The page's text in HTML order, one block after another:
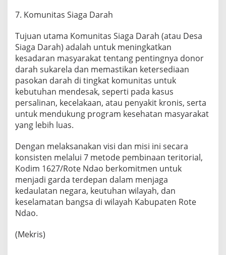
7. Komunitas Siaga Darah
Tujuan utama Komunitas Siaga Darah (atau Desa
Siaga Darah) adalah untuk meningkatkan
kesadaran masyarakat tentang pentingnya donor
darah sukarela dan memastikan ketersediaan
pasokan darah di tingkat komunitas untuk
kebutuhan mendesak, seperti pada kasus
persalinan, kecelakaan, atau penyakit kronis, serta
untuk mendukung program kesehatan masyarakat
yang lebih luas.
Dengan melaksanakan visi dan misi ini secara
konsisten melalui 7 metode pembinaan teritorial,
Kodim 1627/Rote Ndao berkomitmen untuk
menjadi garda terdepan dalam menjaga
kedaulatan negara, keutuhan wilayah, dan
keselamatan bangsa di wilayah Kabupaten Rote
Ndao.
(Mekris)